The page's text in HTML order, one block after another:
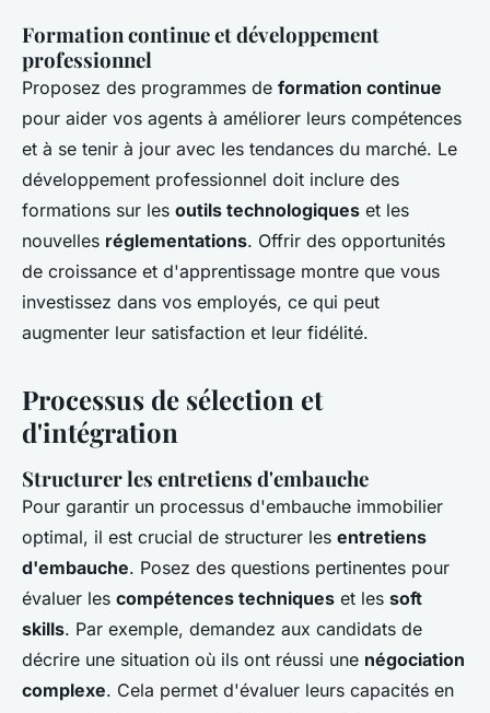
Formation continue et développement
professionnel
Proposez des programmes de formation continue
pour aider vos agents à améliorer leurs compétences
et à se tenir à jour avec les tendances du marché. Le
développement professionnel doit inclure des
formations sur les outils technologiques et les
nouvelles réglementations. Offrir des opportunités
de croissance et d'apprentissage montre que vous
investissez dans vos employés, ce qui peut
augmenter leur satisfaction et leur fidélité.
Processus de sélection et
d'intégration
Structurer les entretiens d'embauche
Pour garantir un processus d'embauche immobilier
optimal, il est crucial de structurer les entretiens
d'embauche. Posez des questions pertinentes pour
évaluer les compétences techniques et les soft
skills. Par exemple, demandez aux candidats de
décrire une situation où ils ont réussi une négociation
complexe. Cela permet d'évaluer leurs capacités en